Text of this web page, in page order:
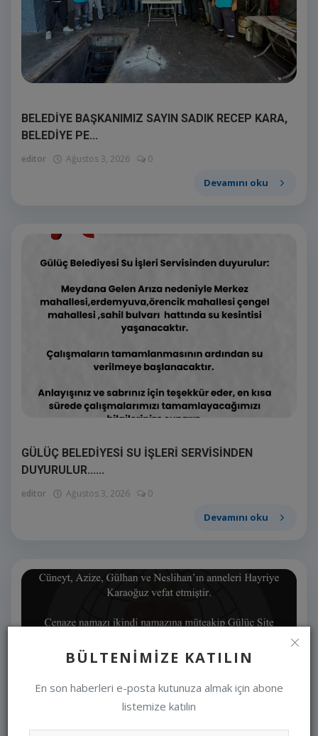
BÜLTENIMIZE KATILIN
En son haberleri e-posta kutunuza almak için abone
listemize katılın
BELEDİYE BAŞKANIMIZ SAYIN SADIK RECEP KARA,
BELEDİYE PE...
editor Ağustos 3, 2026 0
Devamını oku
GÜLÜÇ BELEDİYESİ SU İŞLERİ SERVİSİNDEN
DUYURULUR......
editor Ağustos 3, 2026 0
Devamını oku